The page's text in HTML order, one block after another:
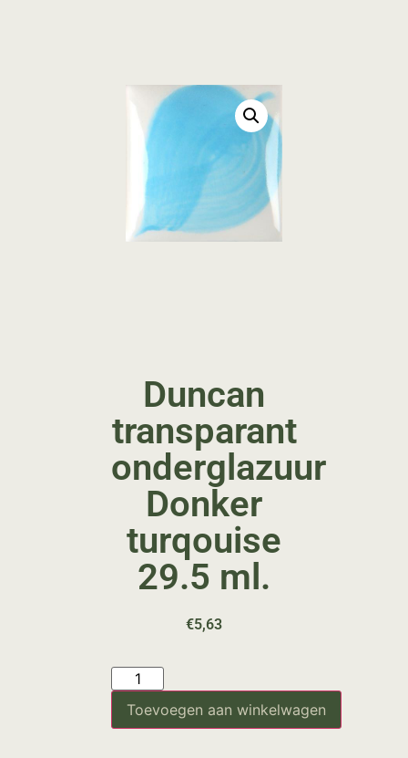
Duncan
transparant
onderglazuur
Donker
turqouise
29.5 ml.
€5,63
Toevoegen aan winkelwagen